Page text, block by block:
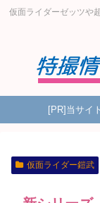
仮面ライダーゼッツや
[PR]当サイ
仮面ライダー鎧武